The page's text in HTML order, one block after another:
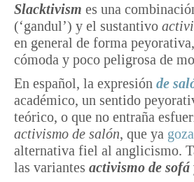
Slacktivism es una
(‘gandul’) y el sustantivo
en general de forma
cómoda y poco peligrosa de
En español, la expresión de
académico, un sentido
teórico, o que no entraña
activismo de salón, que ya
alternativa fiel al anglicismo.
las variantes activismo de sofá